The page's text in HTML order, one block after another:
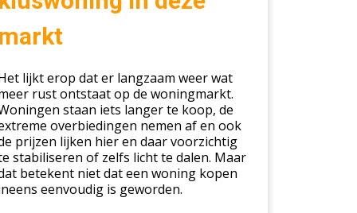
markt
lijkt erop dat er langzaam weer wat
rust ontstaat op de woningmarkt.
staan iets langer te koop, de
overbiedingen nemen af en ook
prijzen lijken hier en daar voorzichtig
stabiliseren of zelfs licht te dalen. Maar
betekent niet dat een woning kopen
eenvoudig is geworden.